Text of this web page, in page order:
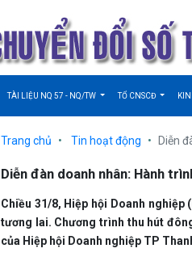
TÀI LIỆU NQ 57 - NQ/TW TỔ CNSCĐ
Trang chủ Tin hoạt động Diễn
Diễn đàn doanh nhân: Hành
Chiều 31/8, Hiệp hội Doanh
tương lai. Chương trình thu hút
của Hiệp hội Doanh nghiệp TP